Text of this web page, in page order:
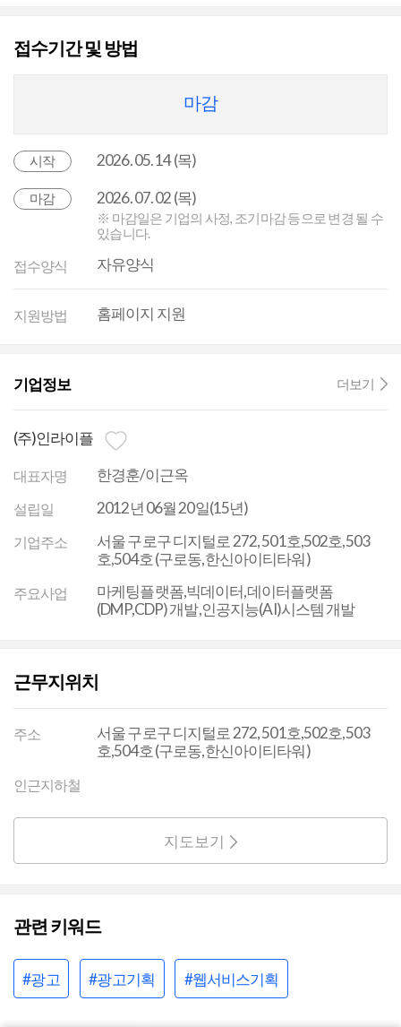
접수기간 및 방법
마감
시작 2026. 05. 14 (목)
마감 2026. 07. 02 (목)
※ 마감일은 기업의 사정, 조기마감 등으로 변경 될 수
있습니다.
접수양식 자유양식
지원방법 홈페이지 지원
기업정보 더보기
(주)인라이플
대표자명 한경훈/이근옥
설립일 2012년 06월 20일(15년)
기업주소
서울 구로구 디지털로 272, 501호,502호,503
호,504호 (구로동,한신아이티타워)
주요사업
마케팅플랫폼,빅데이터,데이터플랫폼
(DMP,CDP) 개발,인공지능(AI)시스템 개발
근무지위치
주소
서울 구로구 디지털로 272, 501호,502호,503
호,504호 (구로동,한신아이티타워)
인근지하철
지도보기
관련 키워드
#광고 #광고기획 #웹서비스기획